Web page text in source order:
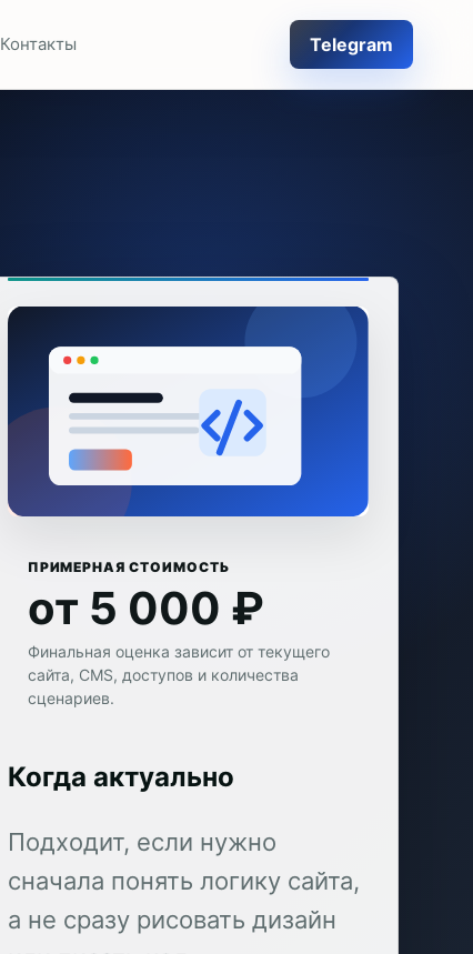
Контакты Telegram
ПРИМЕРНАЯ СТОИМОСТЬ
от 5 000 ₽
Финальная оценка зависит от текущего
сайта, CMS, доступов и количества
сценариев.
Когда актуально
Подходит, если нужно
сначала понять логику сайта,
а не сразу рисовать дизайн